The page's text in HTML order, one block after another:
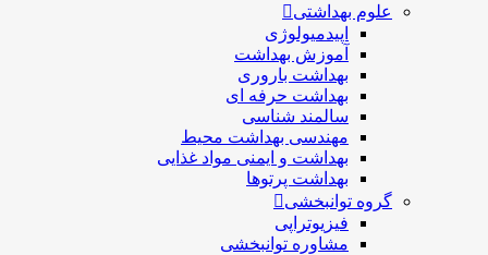
علوم بهداشتی
اپیدمیولوژی
آموزش بهداشت
بهداشت باروری
بهداشت حرفه ای
سالمند شناسی
مهندسی بهداشت محيط
بهداشت و ایمنی مواد غذایی
بهداشت پرتوها
گروه توانبخشی
فیزیوتراپی
مشاوره توانبخشی